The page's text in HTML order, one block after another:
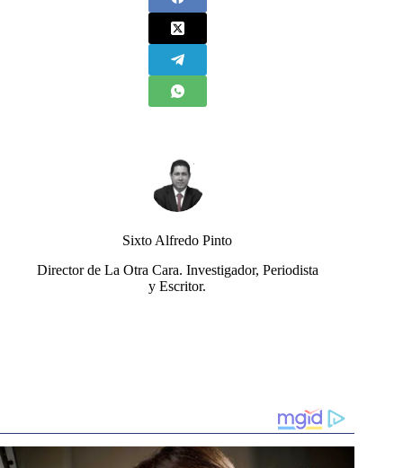
Sixto Alfredo Pinto
Director de La Otra Cara. Investigador, Periodista
y Escritor.